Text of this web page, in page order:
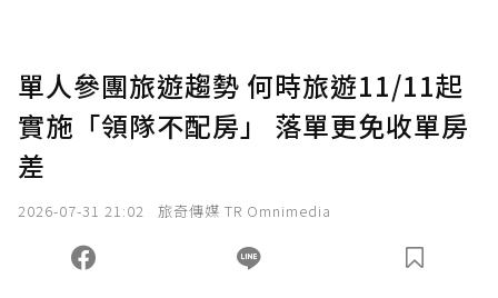
確認送出
您當前剩餘 U 利點數：0點；前往 購買點數
單人參團旅遊趨勢 何時旅遊11/11起
實施「領隊不配房」 落單更免收單房
差
2026-07-31 21:02 旅奇傳媒 TR Omnimedia